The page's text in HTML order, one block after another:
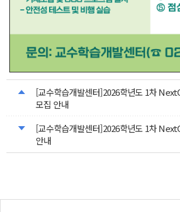
[교수학습개발센터]2026학년도 1차
모집 안내
[교수학습개발센터]2026학년도 1차
안내